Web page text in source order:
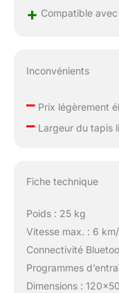
+ Compatible
Inconvénients
–Prix légèrement
–Largeur du tapis
Fiche technique
Poids : 25 kg
Vitesse max. : 6
Connectivité
Programmes
Dimensions :